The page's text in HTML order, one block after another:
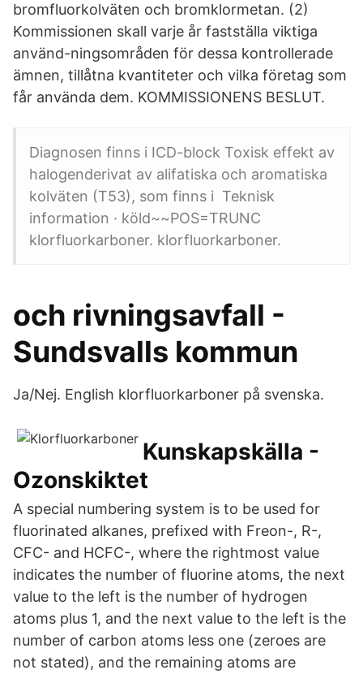
bromfluorkolväten och bromklormetan. (2)
Kommissionen skall varje år fastställa viktiga
använd-ningsområden för dessa kontrollerade
ämnen, tillåtna kvantiteter och vilka företag som
får använda dem. KOMMISSIONENS BESLUT.
Diagnosen finns i ICD-block Toxisk effekt av
halogenderivat av alifatiska och aromatiska
kolväten (T53), som finns i Teknisk
information · köld~~POS=TRUNC
klorfluorkarboner. klorfluorkarboner.
och rivningsavfall -
Sundsvalls kommun
Ja/Nej. English klorfluorkarboner på svenska.
Kunskapskälla -
Ozonskiktet
A special numbering system is to be used for
fluorinated alkanes, prefixed with Freon-, R-,
CFC- and HCFC-, where the rightmost value
indicates the number of fluorine atoms, the next
value to the left is the number of hydrogen
atoms plus 1, and the next value to the left is the
number of carbon atoms less one (zeroes are
not stated), and the remaining atoms are